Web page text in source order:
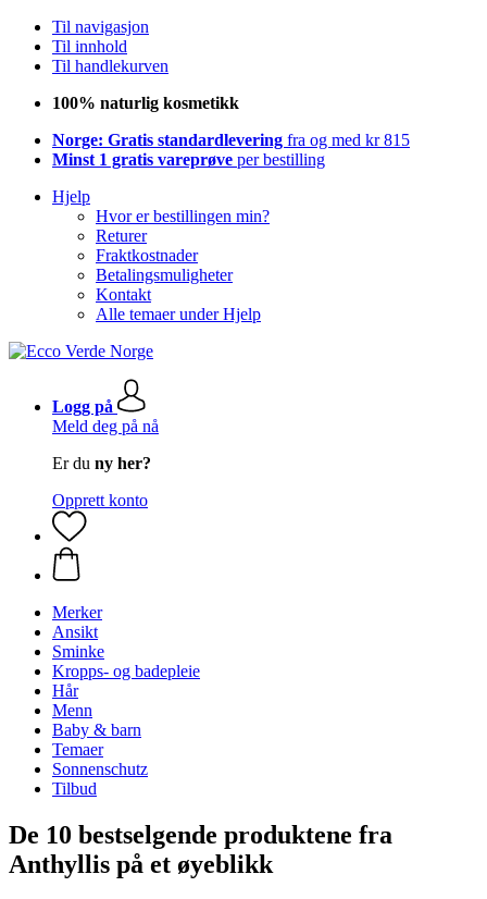
Til navigasjon
Til innhold
Til handlekurven
100% naturlig kosmetikk
Norge: Gratis standardlevering fra og med kr 815
Minst 1 gratis vareprøve per bestilling
Hjelp
Hvor er bestillingen min?
Returer
Fraktkostnader
Betalingsmuligheter
Kontakt
Alle temaer under Hjelp
Logg på
Meld deg på nå
Er du ny her?
Opprett konto
Merker
Ansikt
Sminke
Kropps- og badepleie
Hår
Menn
Baby & barn
Temaer
Sonnenschutz
Tilbud
De 10 bestselgende produktene fra
Anthyllis på et øyeblikk